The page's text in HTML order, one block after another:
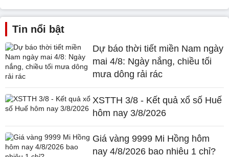
Tin nổi bật
Dự báo thời tiết miền Nam ngày
mai 4/8: Ngày nắng, chiều tối
mưa dông rải rác
XSTTH 3/8 - Kết quả xổ số Huế
hôm nay 3/8/2026
Giá vàng 9999 Mi Hồng hôm
nay 4/8/2026 bao nhiêu 1 chỉ?